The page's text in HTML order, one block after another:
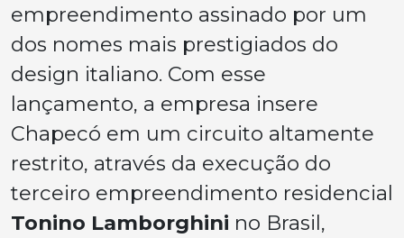
empreendimento assinado por um
dos nomes mais prestigiados do
design italiano. Com esse
lançamento, a empresa insere
Chapecó em um circuito altamente
restrito, através da execução do
terceiro empreendimento residencial
Tonino Lamborghini no Brasil,